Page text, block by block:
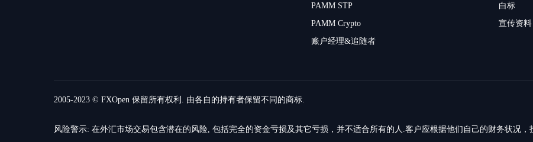
PAMM STP
PAMM Crypto
账户经理&追随者
白标
宣传资料
2005-2023 © FXOpen 保留所有权利. 由各自的持有者保留不同的商标.
风险警示: 在外汇市场交易包含潜在的风险, 包括完全的资金亏损及其它亏损，并不适合所有的人.客户应根据他们自己的财务状况